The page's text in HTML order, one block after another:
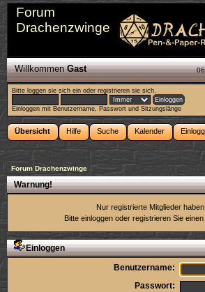
Forum
Drachenzwinge
WillkommenGast
Bitte loggen sie sich ein oderregistrieren sie sich.
Einloggen mit Benutzername, Passwort und Sitzungslänge
Übersicht Hilfe Suche Kalender
Forum Drachenzwinge
Warnung!
Nur registrierte Mitglieder
Bitte einloggen oder registrieren Sie
Einloggen
Benutzername:
Passwort: